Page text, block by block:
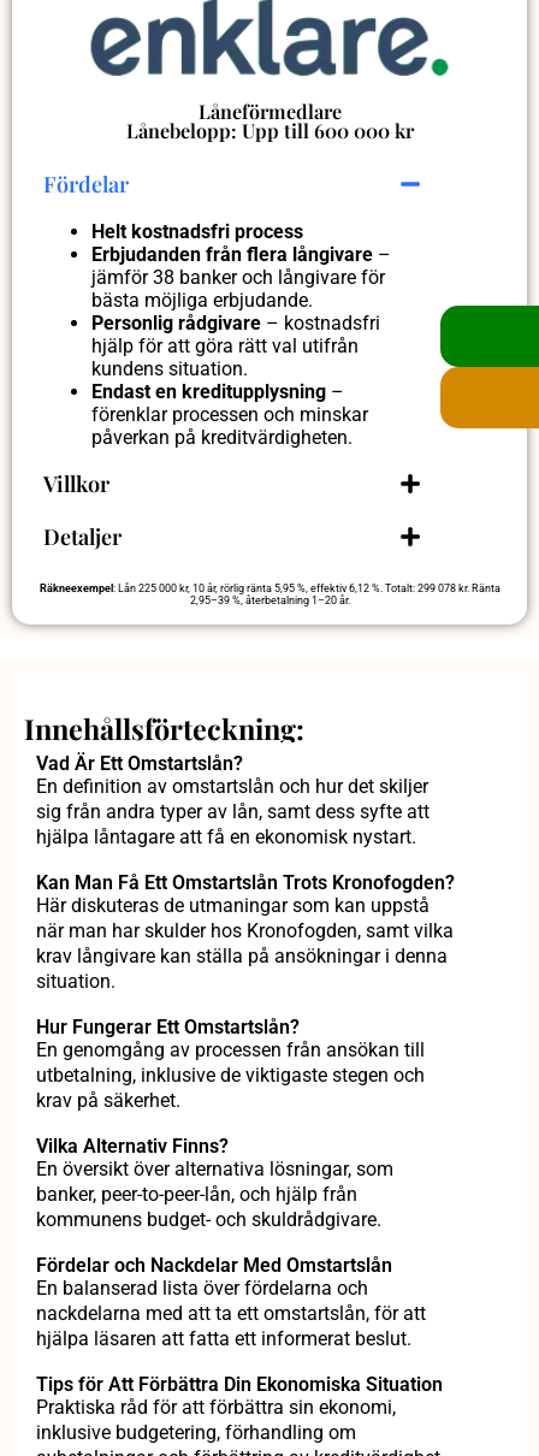
Låneförmedlare
Lånebelopp: Upp till 600 000 kr
Fördelar
Helt kostnadsfri process
Erbjudanden från flera långivare –
jämför 38 banker och långivare för
bästa möjliga erbjudande.
Personlig rådgivare – kostnadsfri
hjälp för att göra rätt val utifrån
kundens situation.
Endast en kreditupplysning –
förenklar processen och minskar
påverkan på kreditvärdigheten.
Villkor
Detaljer
Räkneexempel : Lån 225 000 kr, 10 år, rörlig ränta 5,95 %, effektiv 6,12 %. Totalt: 299 078 kr. Ränta
2,95–39 %, återbetalning 1–20 år.
Innehållsförteckning:
Vad Är Ett Omstartslån?
En definition av omstartslån och hur det skiljer
sig från andra typer av lån, samt dess syfte att
hjälpa låntagare att få en ekonomisk nystart.
Kan Man Få Ett Omstartslån Trots Kronofogden?
Här diskuteras de utmaningar som kan uppstå
när man har skulder hos Kronofogden, samt vilka
krav långivare kan ställa på ansökningar i denna
situation.
Hur Fungerar Ett Omstartslån?
En genomgång av processen från ansökan till
utbetalning, inklusive de viktigaste stegen och
krav på säkerhet.
Vilka Alternativ Finns?
En översikt över alternativa lösningar, som
banker, peer-to-peer-lån, och hjälp från
kommunens budget- och skuldrådgivare.
Fördelar och Nackdelar Med Omstartslån
En balanserad lista över fördelarna och
nackdelarna med att ta ett omstartslån, för att
hjälpa läsaren att fatta ett informerat beslut.
Tips för Att Förbättra Din Ekonomiska Situation
Praktiska råd för att förbättra sin ekonomi,
inklusive budgetering, förhandling om